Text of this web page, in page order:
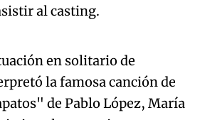
Try again
la famosa canción de
al escenario para que
hermano "Vivo por ella".
dejó sin palabras a todo el